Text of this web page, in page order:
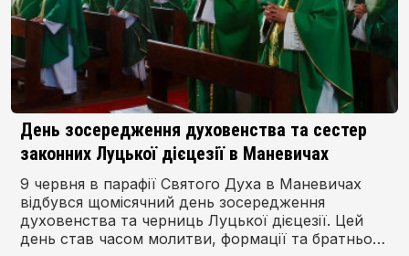
День зосередження духовенства та сестер
законних Луцької дієцезії в Маневичах
9 червня в парафії Святого Духа в Маневичах
відбувся щомісячний день зосередження
духовенства та черниць Луцької дієцезії. Цей
день став часом молитви, формації та братньої